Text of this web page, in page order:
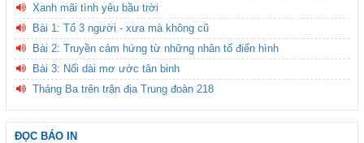
Xanh mãi tình yêu bầu trời
Bài 1: Tổ 3 người - xưa mà không cũ
Bài 2: Truyền cảm hứng từ những nhân tố điển hình
Bài 3: Nối dài mơ ước tân binh
Tháng Ba trên trận địa Trung đoàn 218
ĐỌC BÁO IN